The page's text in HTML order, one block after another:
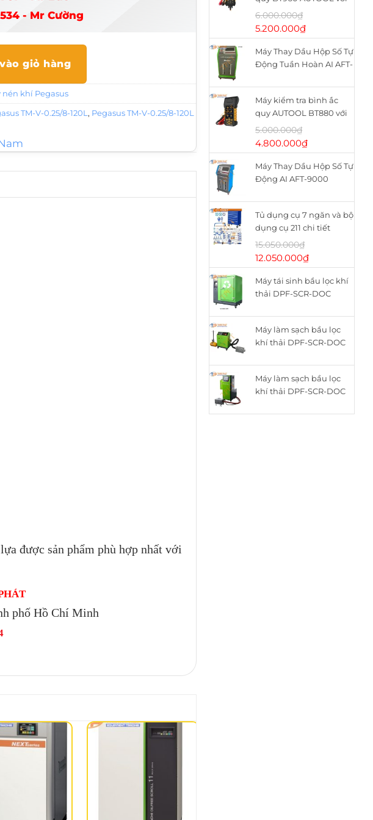
máy in nhiệt
6.000.000₫
Giá
gốc
là:
6.000.000₫.
5.200.000₫Giá
hiện
tại
là:
Máy Thay Dầu Hộp Số Tự
Động Tuần Hoàn AI AFT-
Máy kiểm tra bình ắc
quy AUTOOL BT880 với
máy in nhiệt
5.000.000₫
Giá
gốc
là:
5.000.000₫.
4.800.000₫Giá
hiện
tại
là:
Máy Thay Dầu Hộp Số Tự
Động AI AFT-9000
Tủ dụng cụ 7 ngăn và bộ
dụng cụ 211 chi tiết
WHS2111 WADFOW
15.050.000₫
Giá
gốc
là:
15.050.000₫.
12.050.000₫Giá
hiện
tại
là:
Máy tái sinh bầu lọc khí
thải DPF-SCR-DOC
cơ Diesel ZQYM-518C
Máy làm sạch bầu lọc
khí thải DPF-SCR-DOC
ZQYM A8
Máy làm sạch bầu lọc
khí thải DPF-SCR-DOC
ZQYM 508A
- Mr Cường
TM-V-0.25/8-120L số lượng
giỏ hàng
nén khí Pegasus
TM-V-0.25/8-120L , Pegasus TM-V-0.25/8-120L
được sản phẩm phù hợp nhất với
phố Hồ Chí Minh